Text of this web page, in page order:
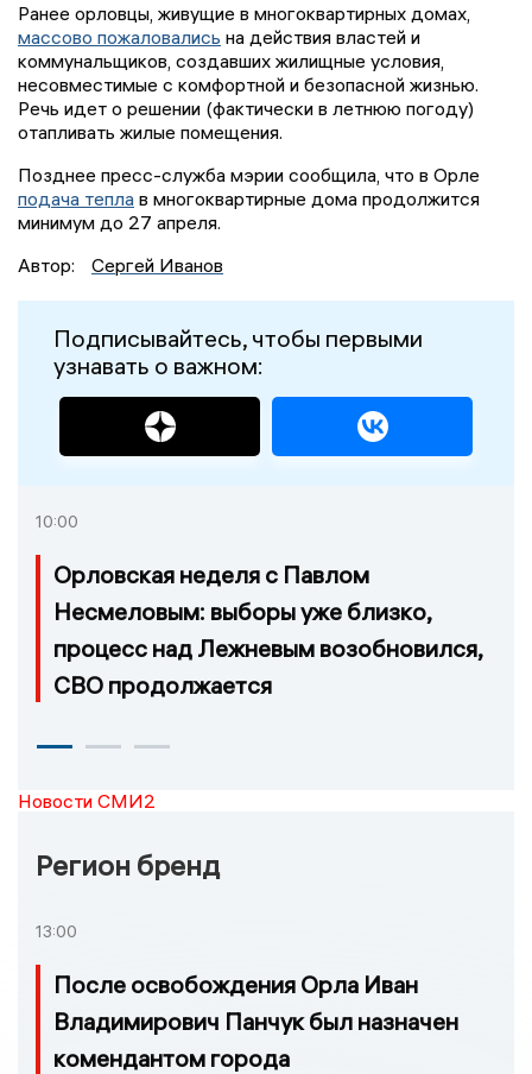
Ранее орловцы, живущие в многоквартирных домах,
массово пожаловались на действия властей и
коммунальщиков, создавших жилищные условия,
несовместимые с комфортной и безопасной жизнью.
Речь идет о решении (фактически в летнюю погоду)
отапливать жилые помещения.
Позднее пресс-служба мэрии сообщила, что в Орле
подача тепла в многоквартирные дома продолжится
минимум до 27 апреля.
Автор:
Сергей Иванов
Подписывайтесь, чтобы первыми
узнавать о важном:
10:00
Орловская неделя с Павлом
Несмеловым: выборы уже близко,
процесс над Лежневым возобновился,
СВО продолжается
Новости СМИ2
Регион бренд
13:00
После освобождения Орла Иван
Владимирович Панчук был назначен
комендантом города